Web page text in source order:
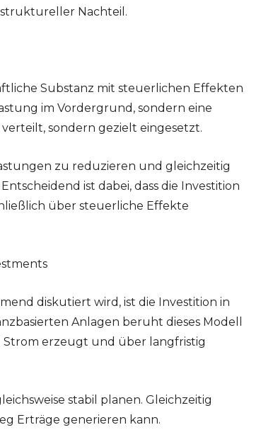
Nachteil.
Substanz mit steuerlichen Effekten
im Vordergrund, sondern eine
sondern gezielt eingesetzt.
zu reduzieren und gleichzeitig
ist dabei, dass die Investition
über steuerliche Effekte
diskutiert wird, ist die Investition in
Anlagen beruht dieses Modell
Strom erzeugt und über langfristig
stabil planen. Gleichzeitig
Erträge generieren kann.